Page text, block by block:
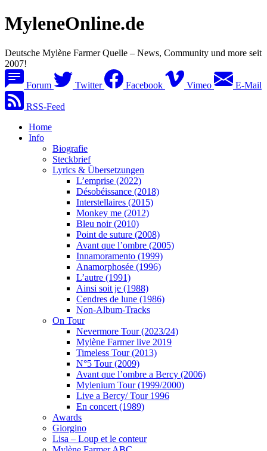
MyleneOnline.de
Deutsche Mylène Farmer Quelle – News, Community und more seit
2007!
Forum Twitter Facebook Vimeo E-Mail
RSS-Feed
Home
Info
Biografie
Steckbrief
Lyrics & Übersetzungen
L’emprise (2022)
Désobéissance (2018)
Interstellaires (2015)
Monkey me (2012)
Bleu noir (2010)
Point de suture (2008)
Avant que l’ombre (2005)
Innamoramento (1999)
Anamorphosée (1996)
L’autre (1991)
Ainsi soit je (1988)
Cendres de lune (1986)
Non-Album-Tracks
On Tour
Nevermore Tour (2023/24)
Mylène Farmer live 2019
Timeless Tour (2013)
N°5 Tour (2009)
Avant que l’ombre a Bercy (2006)
Mylenium Tour (1999/2000)
Live a Bercy/ Tour 1996
En concert (1989)
Awards
Giorgino
Lisa – Loup et le conteur